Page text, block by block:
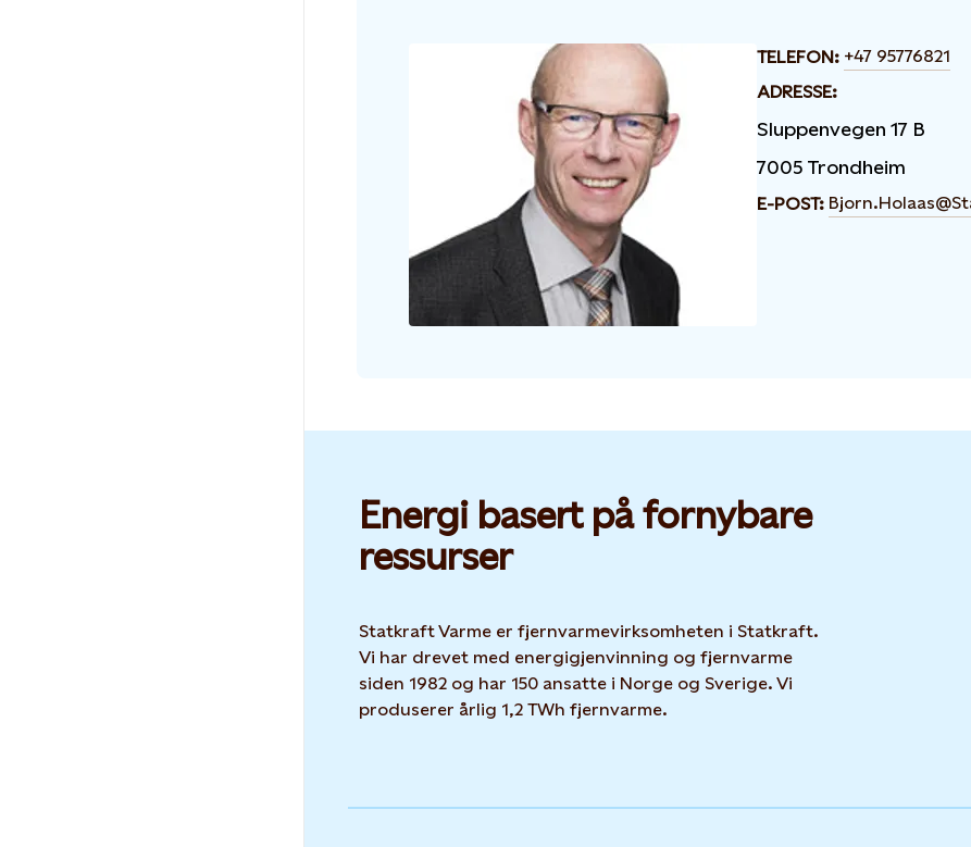
TELEFON: +47 95776821
ADRESSE:
Sluppenvegen 17 B
7005 Trondheim
E-POST:
Energi basert på fornybare
ressurser
Statkraft Varme er fjernvarmevirksomheten i Statkraft.
Vi har drevet med energigjenvinning og fjernvarme
siden 1982 og har 150 ansatte i Norge og Sverige. Vi
produserer årlig 1,2 TWh fjernvarme.